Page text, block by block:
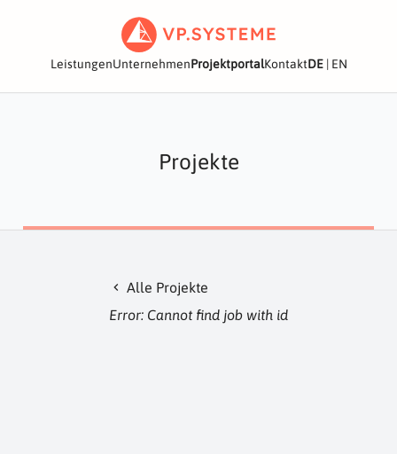
LeistungenUnternehmenProjektportalKontaktDE | EN
Projekte
chevron_left
Alle Projekte
Error: Cannot find job with id